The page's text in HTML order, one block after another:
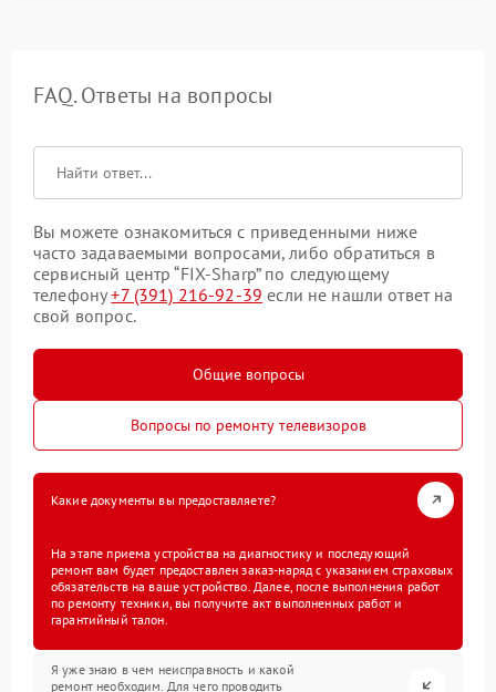
FAQ. Ответы на вопросы
Вы можете ознакомиться с приведенными ниже
часто задаваемыми вопросами, либо обратиться в
сервисный центр “FIX-Sharp” по следующему
телефону+7 (391) 216-92-39 если не нашли ответ на
свой вопрос.
Общие вопросы
Вопросы по ремонту телевизоров
Какие документы вы предоставляете?
На этапе приема устройства на диагностику и последующий
ремонт вам будет предоставлен заказ-наряд с указанием страховых
обязательств на ваше устройство. Далее, после выполнения работ
по ремонту техники, вы получите акт выполненных работ и
гарантийный талон.
Я уже знаю в чем неисправность и какой
ремонт необходим. Для чего проводить